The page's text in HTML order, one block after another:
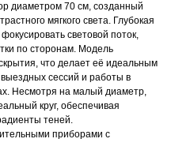
диаметром 70 см, созданный
мягкого света. Глубокая
световой поток,
по сторонам. Модель
что делает её идеальным
сессий и работы в
Несмотря на малый диаметр,
круг, обеспечивая
теней.
приборами с